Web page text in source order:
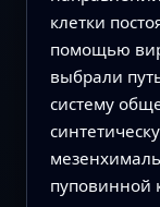
клетки
помощью
выбрали
систему
пуповинной